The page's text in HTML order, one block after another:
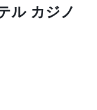
ル カジノ